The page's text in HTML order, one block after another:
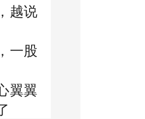
越说
一股
翼翼